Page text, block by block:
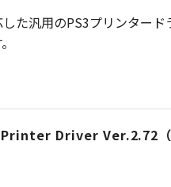
た汎用のPS3プリンター
Driver Ver.2.72（